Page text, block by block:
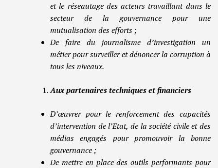
et le réseautage des acteurs travaillant dans le
secteur de la gouvernance pour une
mutualisation des efforts ;
De faire du journalisme d’investigation un
métier pour surveiller et dénoncer la corruption à
tous les niveaux.
Aux partenaires techniques et financiers
D’œuvrer pour le renforcement des capacités
d’intervention de l’Etat, de la société civile et des
médias engagés pour promouvoir la bonne
gouvernance ;
De mettre en place des outils performants pour